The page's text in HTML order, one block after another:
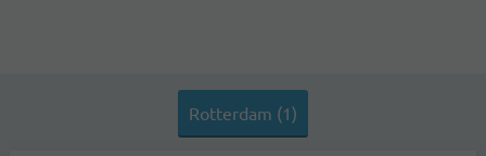
Rotterdam (1)